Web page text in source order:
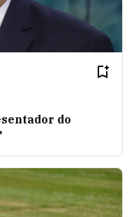
do